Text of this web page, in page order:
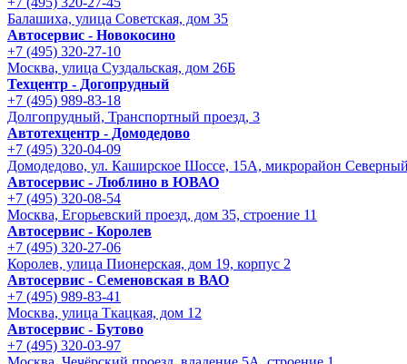
Балашиха, улица Советская, дом 35
Автосервис - Новокосино
+7 (495) 320-27-10
Москва, улица Суздальская, дом 26Б
Техцентр - Догопрудный
+7 (495) 989-83-18
Долгопрудный, Транспортный проезд, 3
Автотехцентр - Домодедово
+7 (495) 320-04-09
Домодедово, ул. Каширское Шоссе, 15А, микрорайон
Автосервис - Люблино в ЮВАО
+7 (495) 320-08-54
Москва, Егорьевский проезд, дом 35, строение 11
Автосервис - Королев
+7 (495) 320-27-06
Королев, улица Пионерская, дом 19, корпус 2
Автосервис - Семеновская в ВАО
+7 (495) 989-83-41
Москва, улица Ткацкая, дом 12
Автосервис - Бутово
+7 (495) 320-03-97